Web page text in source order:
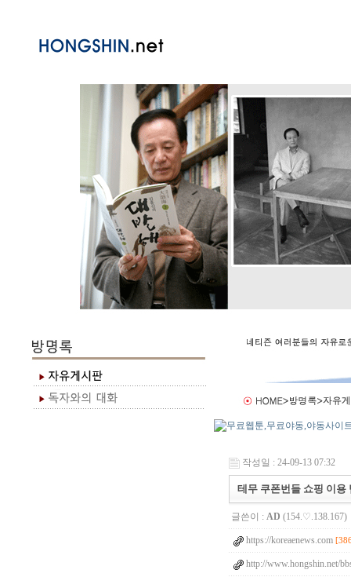
작성일 : 24-09-13 07:32
테무 쿠폰번들 쇼핑 이용
글쓴이 : AD (154.♡.138.167)
https://koreaenews.com
http://www.hongshin.net/